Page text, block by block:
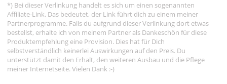
*) Bei dieser Verlinkung handelt es sich um einen sogenannten
Affiliate-Link. Das bedeutet, der Link führt dich zu einem meiner
Partnerprogramme. Falls du aufgrund dieser Verlinkung dort etwas
bestellst, erhalte ich von meinem Partner als Dankeschön für diese
Produktempfehlung eine Provision. Dies hat für Dich
selbstverständlich keinerlei Auswirkungen auf den Preis. Du
unterstützt damit den Erhalt, den weiteren Ausbau und die Pflege
meiner Internetseite. Vielen Dank :-)